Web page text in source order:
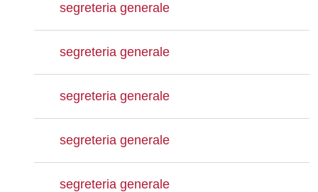
segreteria generale
segreteria generale
segreteria generale
segreteria generale
segreteria generale